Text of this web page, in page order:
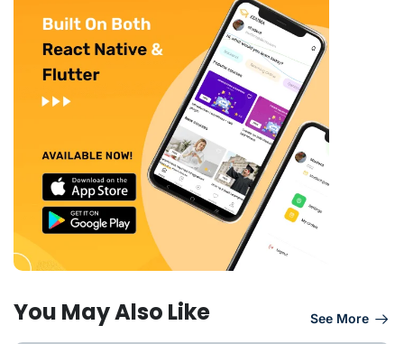
You May Also Like See More